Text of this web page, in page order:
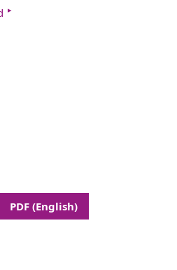
▸
PDF (English)